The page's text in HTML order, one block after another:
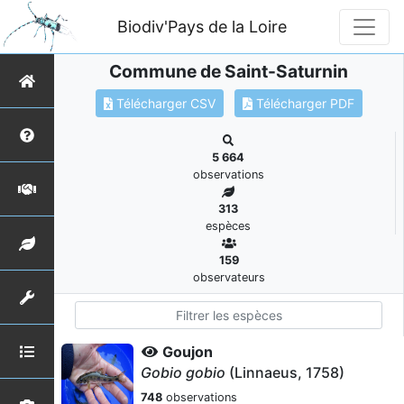
Biodiv'Pays de la Loire
Commune de Saint-Saturnin
Télécharger CSV Télécharger PDF
5 664
observations
313
espèces
159
observateurs
Goujon
Gobio gobio (Linnaeus, 1758)
748 observations